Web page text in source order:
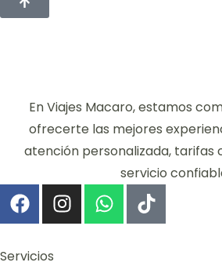
En Viajes Macaro, estamos
ofrecerte las mejores
atención personalizada, tarifas
servicio
Servicios